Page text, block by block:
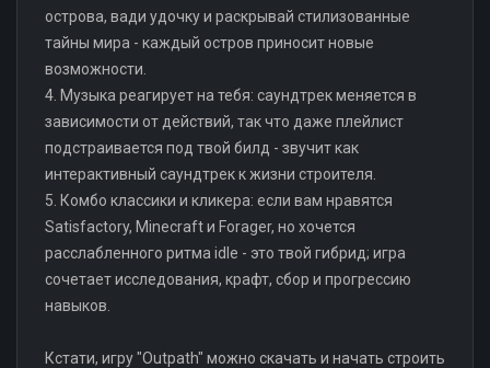
острова, вади удочку и раскрывай стилизованные
тайны мира - каждый остров приносит новые
возможности.
4. Музыка реагирует на тебя: саундтрек меняется в
зависимости от действий, так что даже плейлист
подстраивается под твой билд - звучит как
интерактивный саундтрек к жизни строителя.
5. Комбо классики и кликера: если вам нравятся
Satisfactory, Minecraft и Forager, но хочется
расслабленного ритма idle - это твой гибрид; игра
сочетает исследования, крафт, сбор и прогрессию
навыков.
Кстати, игру "Outpath" можно скачать и начать строить